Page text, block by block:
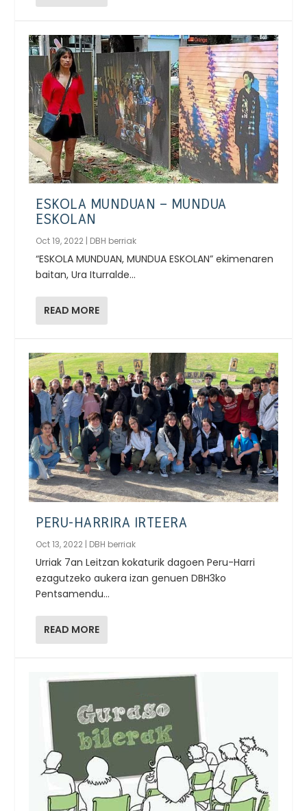
ESKOLA MUNDUAN – MUNDUA
ESKOLAN
Oct 19, 2022 | DBH berriak
“ESKOLA MUNDUAN, MUNDUA ESKOLAN” ekimenaren
baitan, Ura Iturralde...
READ MORE
PERU-HARRIRA IRTEERA
Oct 13, 2022 | DBH berriak
Urriak 7an Leitzan kokaturik dagoen Peru-Harri
ezagutzeko aukera izan genuen DBH3ko
Pentsamendu...
READ MORE